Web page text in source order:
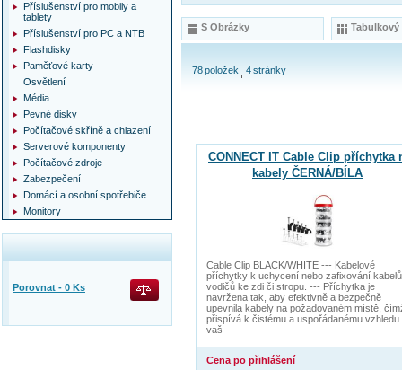
S Obrázky Tabulkový
78položek 4stránky
CONNECT IT Cable Clip příchytka
kabely ČERNÁ/BÍLA
Cable Clip BLACK/WHITE --- Kabelové
příchytky k uchycení nebo zafixování
vodičů ke zdi či stropu. --- Příchytka je
navržena tak, aby efektivně a bezpečně
upevnila kabely na požadovaném místě,
přispívá k čistému a uspořádanému vzhledu
vaš
Cena po přihlášení
Příslušenství pro mobily a
tablety
Příslušenství pro PC a NTB
Flashdisky
Paměťové karty
Osvětlení
Média
Pevné disky
Počítačové skříně a chlazení
Serverové komponenty
Počítačové zdroje
Zabezpečení
Domácí a osobní spotřebiče
Monitory
Porovnat - 0 Ks